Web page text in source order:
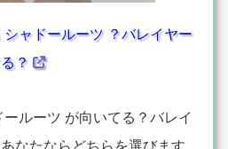
シャドールーツ ？バレイヤー
？
ルーツ が向いてる？バレイ
なたならどちらを選びます